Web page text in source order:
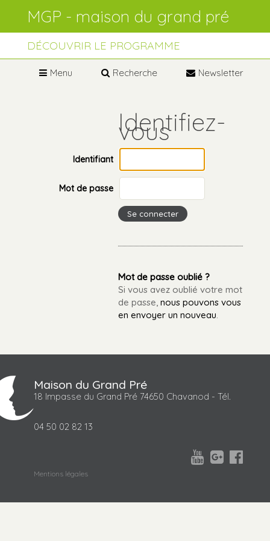
Aller
navigation
personnels
DÉCOUVRIR LE PROGRAMME
Menu Recherche Newsletter
Identifiant
Mot de passe
Mot de passe oublié ?
Si vous avez oublié votre mot
de passe,nous pouvons vous
en envoyer un nouveau.
Maison du Grand Pré
18 Impasse du Grand Pré 74650 Chavanod - Tél.
04 50 02 82 13



Mentions légales